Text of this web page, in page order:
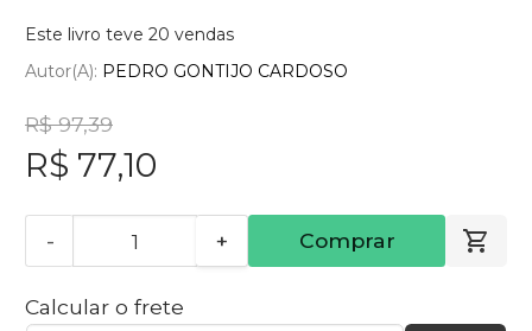
Este livro teve 20 vendas
Autor(a): PEDRO GONTIJO CARDOSO
R$ 97,39
R$ 77,10
- + Comprar
Calcular o frete